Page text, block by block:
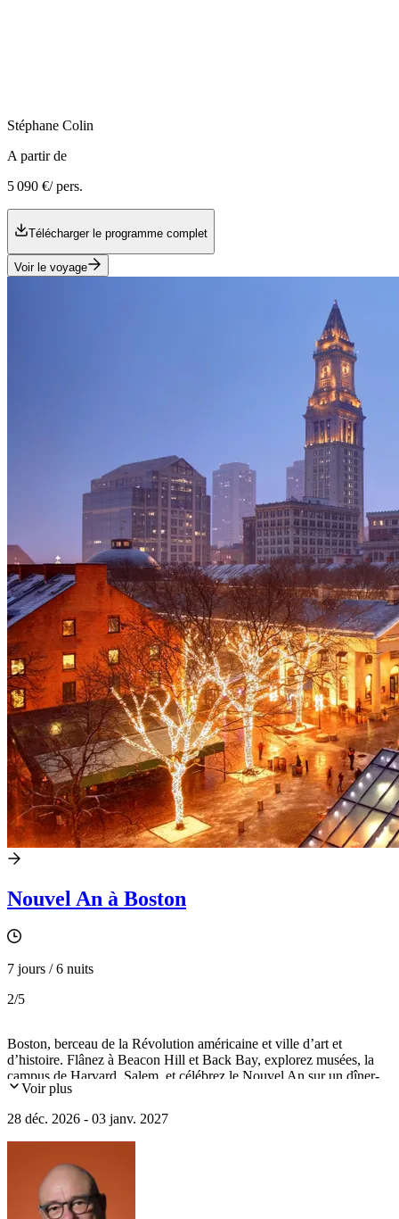
Stéphane Colin
A partir de
5 090 €/ pers.
Télécharger le programme complet
Voir le voyage
Nouvel An à Boston
7 jours / 6 nuits
2/5
Boston, berceau de la Révolution américaine et ville d’art et
d’histoire. Flânez à Beacon Hill et Back Bay, explorez musées, la
campus de Harvard, Salem, et célébrez le Nouvel An sur un dîner-
croisière sur la rivière Charles.
Voir plus
28 déc. 2026 - 03 janv. 2027